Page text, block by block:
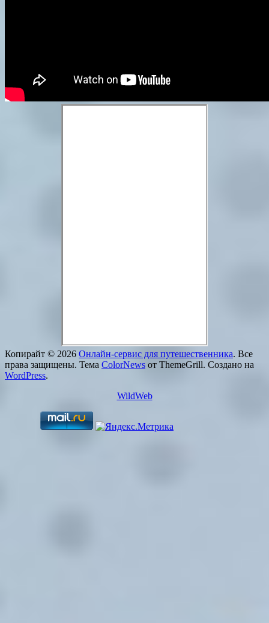
Копирайт © 2026 Онлайн-сервис для путешественника. Все
права защищены. Тема ColorNews от ThemeGrill. Создано на
WordPress.
WildWeb